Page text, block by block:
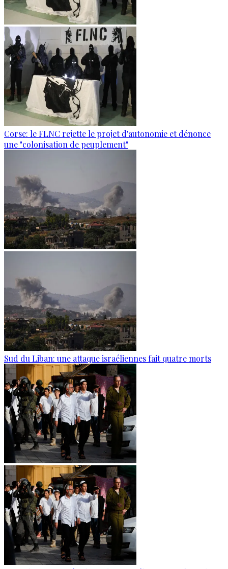
Corse: le FLNC rejette le projet d'autonomie et dénonce
une "colonisation de peuplement"
Sud du Liban: une attaque israéliennes fait quatre morts